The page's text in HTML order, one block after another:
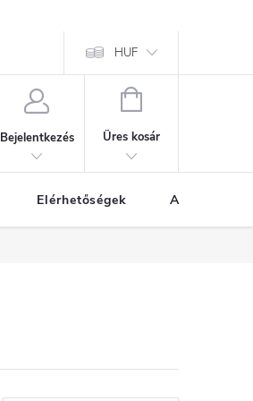
HUF
Bejelentkezés
KOSÁR
Üres kosár
Elérhetőségek A vásárlás